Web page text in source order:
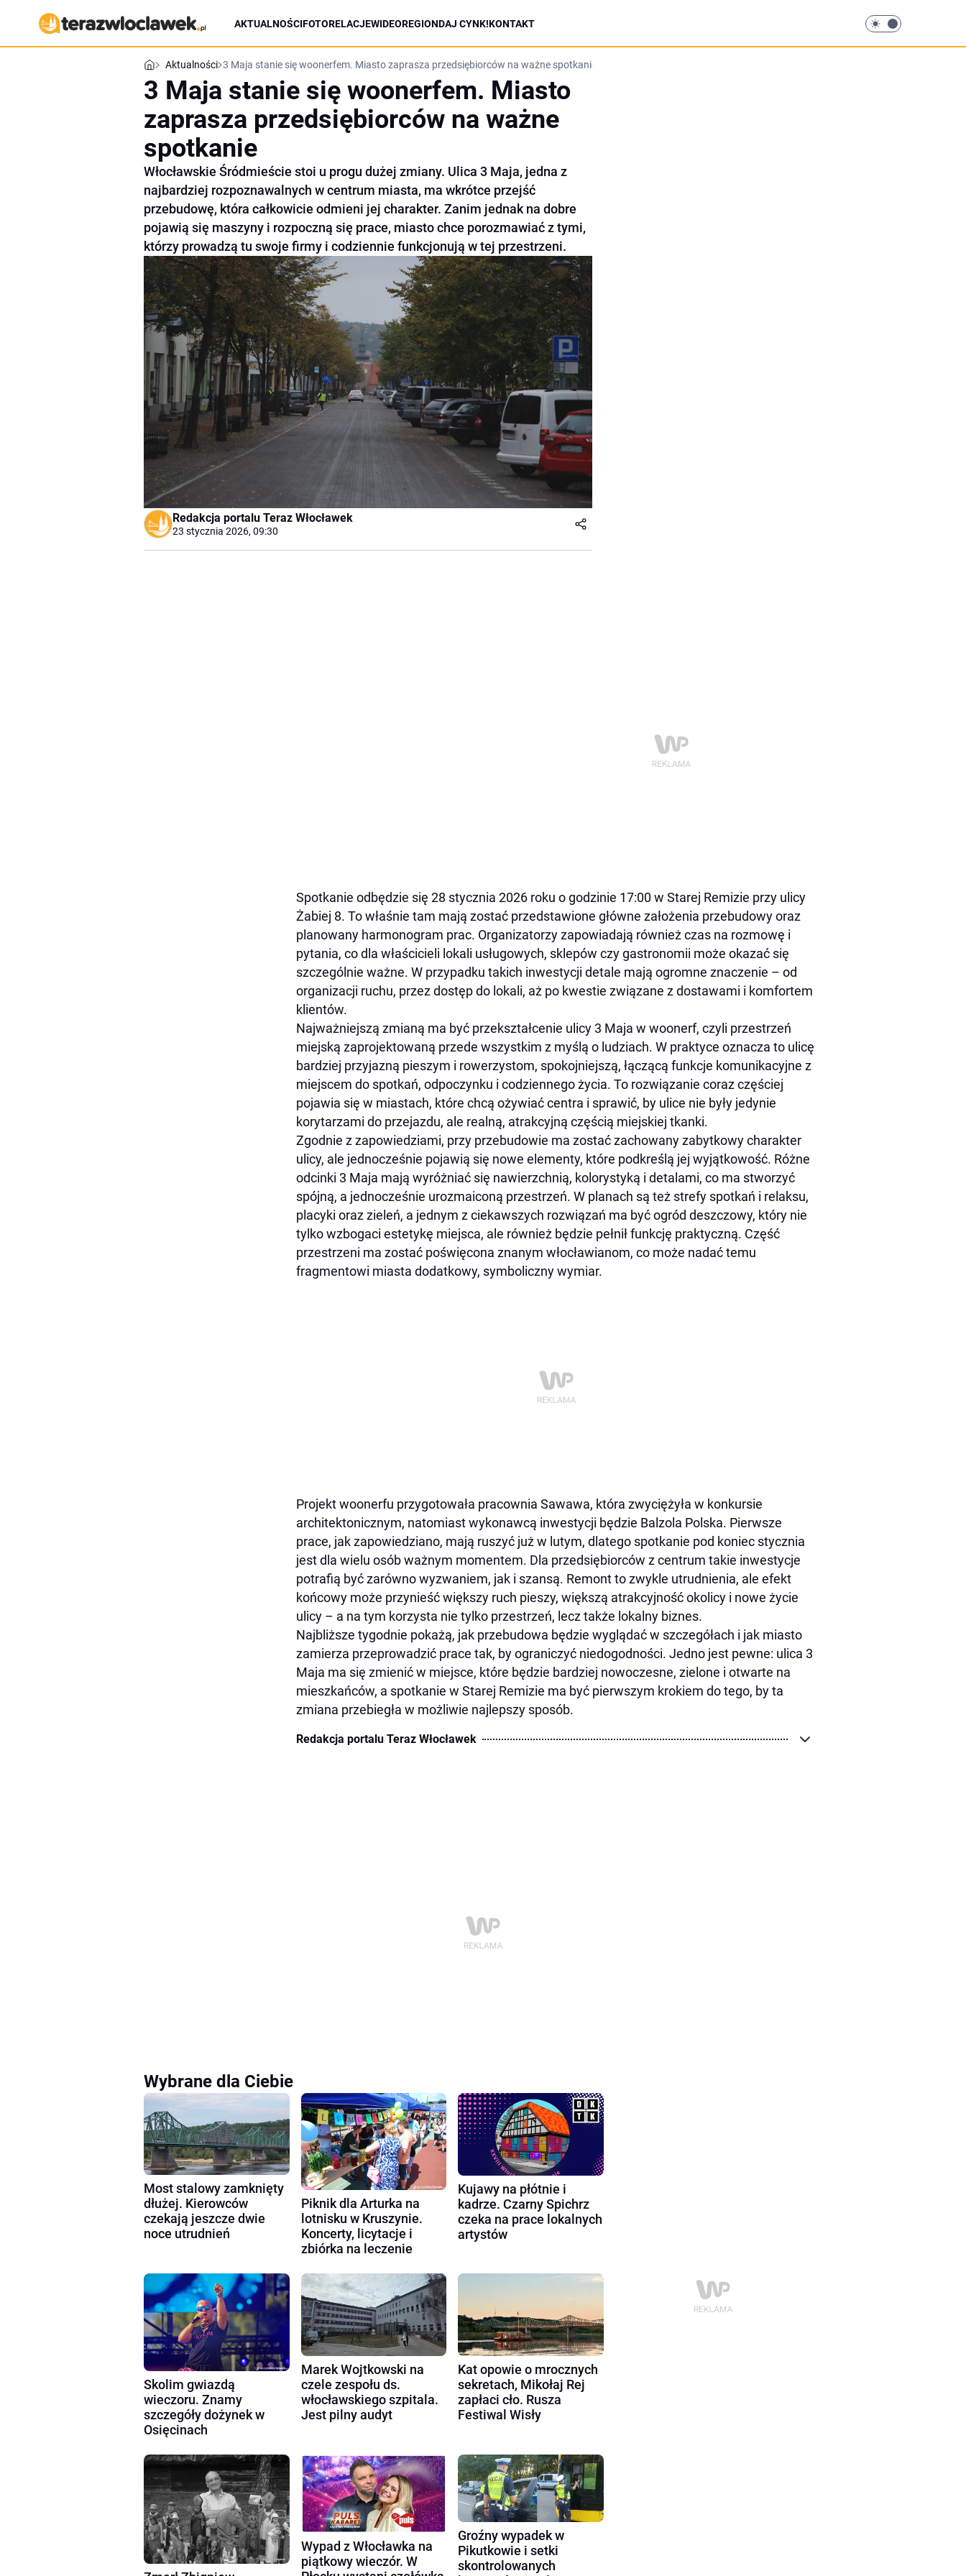
AKTUALNOŚCIFOTORELACJEWIDEOREGIONDAJ CYNK!KONTAKT
Aktualności 3 Maja stanie się woonerfem. Miasto zaprasza przedsiębiorców na ważne spotkanie
3 Maja stanie się woonerfem. Miasto
zaprasza przedsiębiorców na ważne
spotkanie
Włocławskie Śródmieście stoi u progu dużej zmiany. Ulica 3 Maja, jedna z
najbardziej rozpoznawalnych w centrum miasta, ma wkrótce przejść
przebudowę, która całkowicie odmieni jej charakter. Zanim jednak na dobre
pojawią się maszyny i rozpoczną się prace, miasto chce porozmawiać z tymi,
którzy prowadzą tu swoje firmy i codziennie funkcjonują w tej przestrzeni.
Redakcja portalu Teraz Włocławek
23 stycznia 2026, 09:30
Spotkanie odbędzie się 28 stycznia 2026 roku o godzinie 17:00 w Starej Remizie przy ulicy
Żabiej 8. To właśnie tam mają zostać przedstawione główne założenia przebudowy oraz
planowany harmonogram prac. Organizatorzy zapowiadają również czas na rozmowę i
pytania, co dla właścicieli lokali usługowych, sklepów czy gastronomii może okazać się
szczególnie ważne. W przypadku takich inwestycji detale mają ogromne znaczenie – od
organizacji ruchu, przez dostęp do lokali, aż po kwestie związane z dostawami i komfortem
klientów.
Najważniejszą zmianą ma być przekształcenie ulicy 3 Maja w woonerf, czyli przestrzeń
miejską zaprojektowaną przede wszystkim z myślą o ludziach. W praktyce oznacza to ulicę
bardziej przyjazną pieszym i rowerzystom, spokojniejszą, łączącą funkcje komunikacyjne z
miejscem do spotkań, odpoczynku i codziennego życia. To rozwiązanie coraz częściej
pojawia się w miastach, które chcą ożywiać centra i sprawić, by ulice nie były jedynie
korytarzami do przejazdu, ale realną, atrakcyjną częścią miejskiej tkanki.
Zgodnie z zapowiedziami, przy przebudowie ma zostać zachowany zabytkowy charakter
ulicy, ale jednocześnie pojawią się nowe elementy, które podkreślą jej wyjątkowość. Różne
odcinki 3 Maja mają wyróżniać się nawierzchnią, kolorystyką i detalami, co ma stworzyć
spójną, a jednocześnie urozmaiconą przestrzeń. W planach są też strefy spotkań i relaksu,
placyki oraz zieleń, a jednym z ciekawszych rozwiązań ma być ogród deszczowy, który nie
tylko wzbogaci estetykę miejsca, ale również będzie pełnił funkcję praktyczną. Część
przestrzeni ma zostać poświęcona znanym włocławianom, co może nadać temu
fragmentowi miasta dodatkowy, symboliczny wymiar.
Projekt woonerfu przygotowała pracownia Sawawa, która zwyciężyła w konkursie
architektonicznym, natomiast wykonawcą inwestycji będzie Balzola Polska. Pierwsze
prace, jak zapowiedziano, mają ruszyć już w lutym, dlatego spotkanie pod koniec stycznia
jest dla wielu osób ważnym momentem. Dla przedsiębiorców z centrum takie inwestycje
potrafią być zarówno wyzwaniem, jak i szansą. Remont to zwykle utrudnienia, ale efekt
końcowy może przynieść większy ruch pieszy, większą atrakcyjność okolicy i nowe życie
ulicy – a na tym korzysta nie tylko przestrzeń, lecz także lokalny biznes.
Najbliższe tygodnie pokażą, jak przebudowa będzie wyglądać w szczegółach i jak miasto
zamierza przeprowadzić prace tak, by ograniczyć niedogodności. Jedno jest pewne: ulica 3
Maja ma się zmienić w miejsce, które będzie bardziej nowoczesne, zielone i otwarte na
mieszkańców, a spotkanie w Starej Remizie ma być pierwszym krokiem do tego, by ta
zmiana przebiegła w możliwie najlepszy sposób.
Redakcja portalu Teraz Włocławek
Wybrane dla Ciebie
Most stalowy zamknięty
dłużej. Kierowców
czekają jeszcze dwie
noce utrudnień
Piknik dla Arturka na
lotnisku w Kruszynie.
Koncerty, licytacje i
zbiórka na leczenie
Kujawy na płótnie i
kadrze. Czarny Spichrz
czeka na prace lokalnych
artystów
Skolim gwiazdą
wieczoru. Znamy
szczegóły dożynek w
Osięcinach
Marek Wojtkowski na
czele zespołu ds.
włocławskiego szpitala.
Jest pilny audyt
Kat opowie o mrocznych
sekretach, Mikołaj Rej
zapłaci cło. Rusza
Festiwal Wisły
Wypad z Włocławka na
piątkowy wieczór. W
Groźny wypadek w
Pikutkowie i setki
skontrolowanych